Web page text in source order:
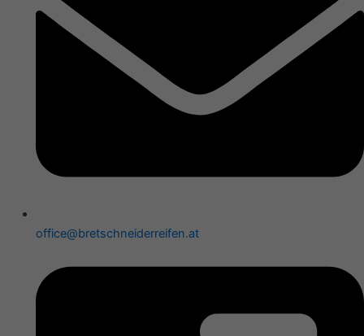
office@bretschneiderreifen.at